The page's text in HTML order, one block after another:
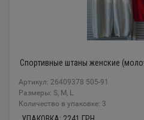
Спортивные штаны женские
Артикул: 26409378 505-91
Размеры: S, M, L
Количество в упаковке: 3